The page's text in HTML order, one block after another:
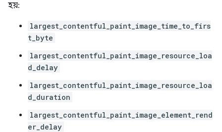
হয়:
largest_contentful_paint_image_time_to_firs
t_byte
largest_contentful_paint_image_resource_loa
d_delay
largest_contentful_paint_image_resource_loa
d_duration
largest_contentful_paint_image_element_rend
er_delay